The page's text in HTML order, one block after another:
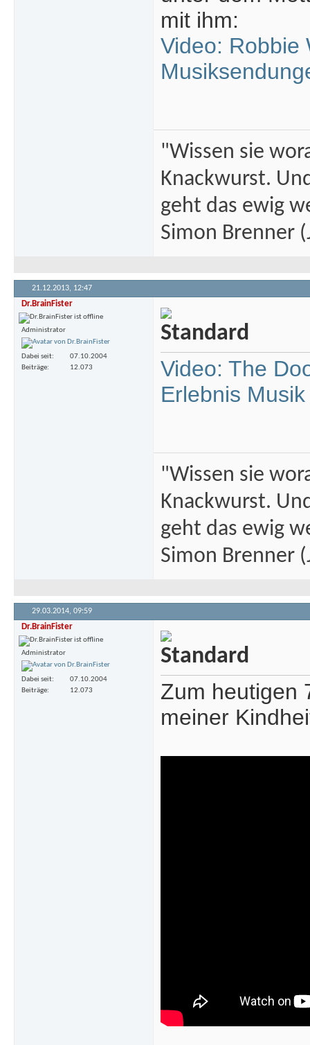
mit ihm:
Video: Robbie
"Wissen sie
Knackwurst.
geht das ewig
Simon Brenner
21.12.2013, 12:47
Dr.BrainFister
Administrator
Dabei seit
07.10.2004
Beiträge
12.073
Video: The
Erlebnis Musik
"Wissen sie
Knackwurst.
geht das ewig
Simon Brenner
29.03.2014, 09:59
Dr.BrainFister
Administrator
Dabei seit
07.10.2004
Beiträge
12.073
Zum heutigen
meiner